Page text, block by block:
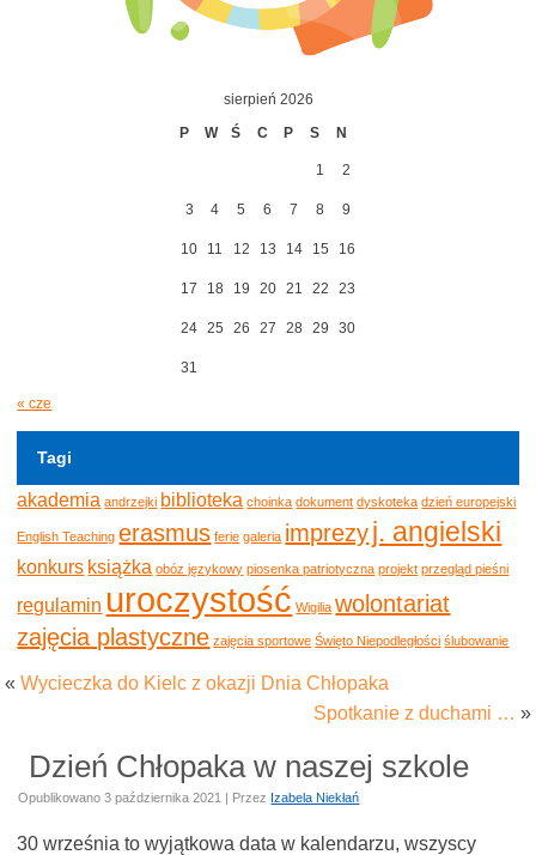
sierpień 2026
P
W Ś C P S N
1 2
3 4 5 6 7 8 9
10 11 12 13 14 15 16
17 18 19 20 21 22 23
24 25 26 27 28 29 30
31
« cze
Tagi
akademia andrzejki biblioteka choinka dokument dyskoteka dzień europejski
English Teaching erasmus ferie galeria imprezyj. angielski
konkurs książka obóz językowy piosenka patriotyczna projekt przegląd pieśni
regulamin uroczystość Wigilia wolontariat
zajęcia plastyczne zajęcia sportowe Święto Niepodległości ślubowanie
«Wycieczka do Kielc z okazji Dnia Chłopaka
Spotkanie z duchami … »
Dzień Chłopaka w naszej szkole
Opublikowano 3 października 2021 | Przez Izabela Niekłań
30 września to wyjątkowa data w kalendarzu, wszyscy